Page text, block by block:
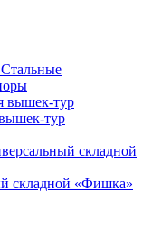
вышек-тур
тур
складной
складной «Фишка»